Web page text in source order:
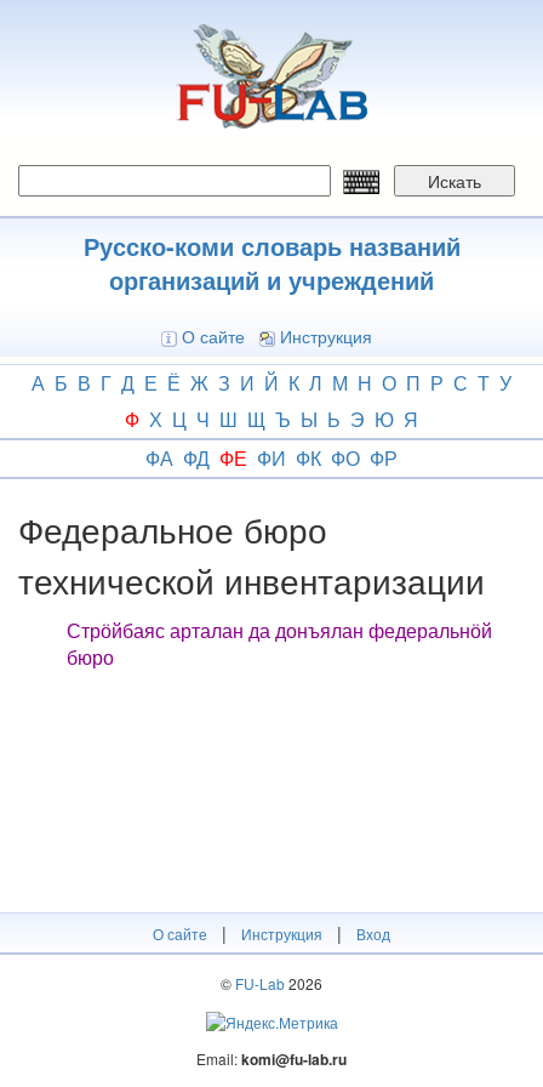
Искать
Русско-коми словарь названий
организаций и учреждений
О сайте Инструкция
А Б В Г Д Е Ё Ж З И Й К Л М Н О П Р С Т У
Ф Х Ц Ч Ш Щ Ъ Ы Ь Э Ю Я
ФА ФД ФЕ ФИ ФК ФО ФР
Федеральное бюро
технической инвентаризации
Стрӧйбаяс арталан да донъялан федеральнӧй
бюро
О сайте | Инструкция | Вход
© FU-Lab2026
Email:komi@fu-lab.ru